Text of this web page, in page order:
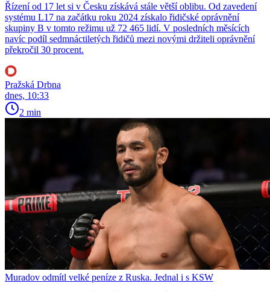
Řízení od 17 let si v Česku získává stále větší oblibu. Od zavedení
systému L17 na začátku roku 2024 získalo řidičské oprávnění
skupiny B v tomto režimu už 72 465 lidí. V posledních měsících
navíc podíl sedmnáctiletých řidičů mezi novými držiteli oprávnění
překročil 30 procent.
Pražská Drbna
dnes, 10:33
2 min
Muradov odmítl velké peníze z Ruska. Jednal i s KSW